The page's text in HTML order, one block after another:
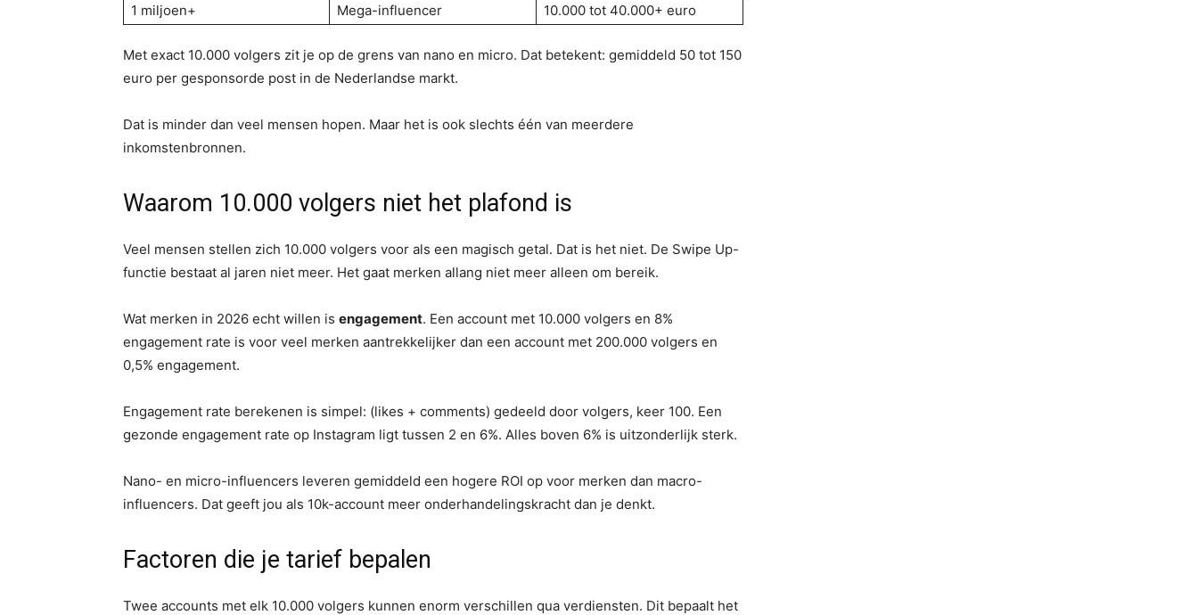
1 miljoen+
Mega-influencer 10.000 tot 40.000+ euro
Met exact 10.000 volgers zit je op de grens van nano en micro. Dat betekent: gemiddeld 50 tot 150
euro per gesponsorde post in de Nederlandse markt.
Dat is minder dan veel mensen hopen. Maar het is ook slechts één van meerdere
inkomstenbronnen.
Waarom 10.000 volgers niet het plafond is
Veel mensen stellen zich 10.000 volgers voor als een magisch getal. Dat is het niet. De Swipe Up-
functie bestaat al jaren niet meer. Het gaat merken allang niet meer alleen om bereik.
Wat merken in 2026 echt willen is engagement. Een account met 10.000 volgers en 8%
engagement rate is voor veel merken aantrekkelijker dan een account met 200.000 volgers en
0,5% engagement.
Engagement rate berekenen is simpel: (likes + comments) gedeeld door volgers, keer 100. Een
gezonde engagement rate op Instagram ligt tussen 2 en 6%. Alles boven 6% is uitzonderlijk sterk.
Nano- en micro-influencers leveren gemiddeld een hogere ROI op voor merken dan macro-
influencers. Dat geeft jou als 10k-account meer onderhandelingskracht dan je denkt.
Factoren die je tarief bepalen
Twee accounts met elk 10.000 volgers kunnen enorm verschillen qua verdiensten. Dit bepaalt het